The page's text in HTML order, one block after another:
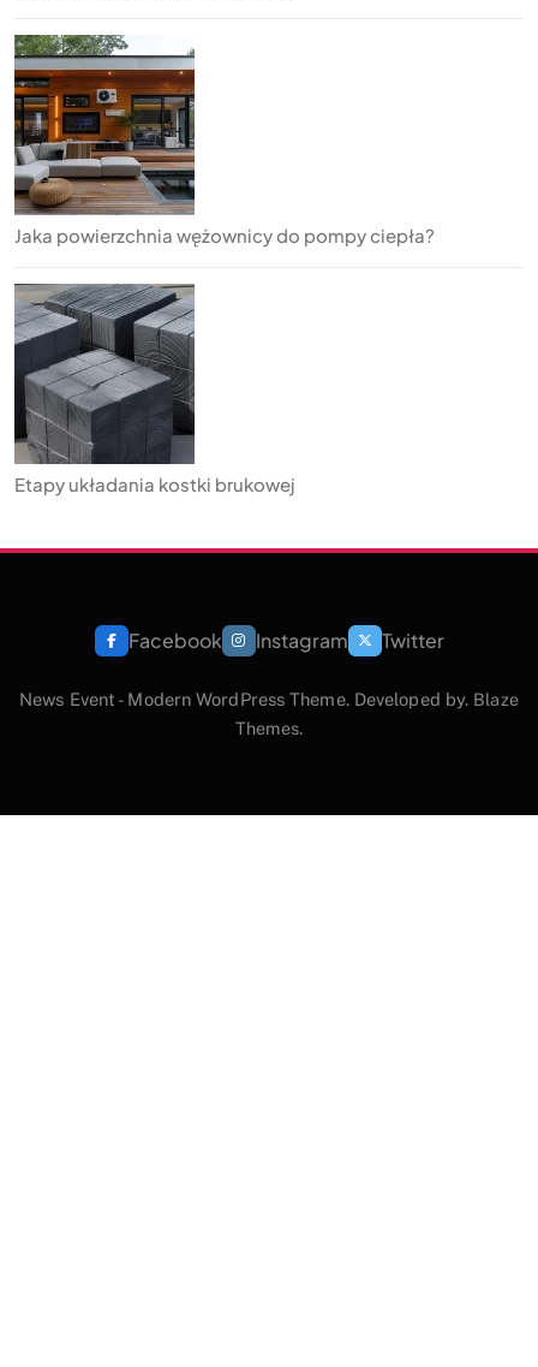
Jaka powierzchnia wężownicy do pompy ciepła?
Etapy układania kostki brukowej
Facebook Instagram Twitter
News Event - Modern WordPress Theme. Developed by. Blaze
Themes.